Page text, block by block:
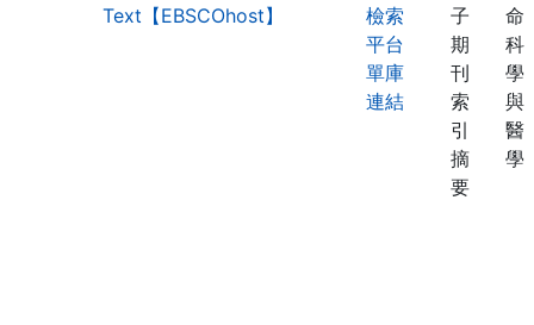
Text【EBSCOhost】
檢索
平台
單庫
連結
子
期
刊
索
引
摘
要
命
科
學
與
醫
學